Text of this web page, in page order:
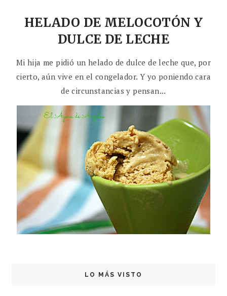
HELADO DE MELOCOTÓN Y
DULCE DE LECHE
Mi hija me pidió un helado de dulce de leche que, por
cierto, aún vive en el congelador. Y yo poniendo cara
de circunstancias y pensan...
LO MÁS VISTO